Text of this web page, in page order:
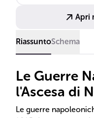
Apri
RiassuntoSchema
Le Guerre
l'Ascesa di
Le guerre